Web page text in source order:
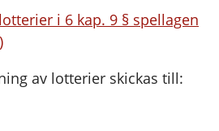
i 6 kap. 9 § spellagen
av lotterier skickas till: